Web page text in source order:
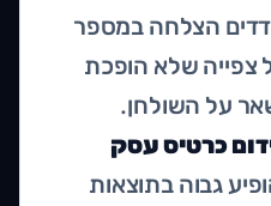
הצלחה במספר
צפייה שלא הופכת
על השולחן.
כרטיס עסק
גבוה בתוצאות